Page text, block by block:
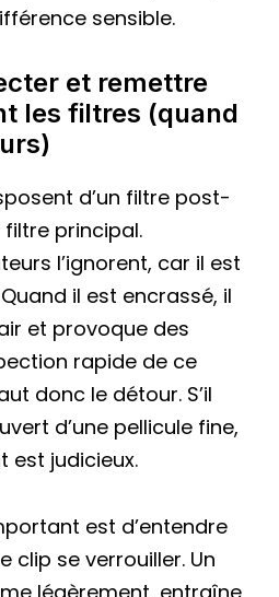
sensible.
et remettre
les filtres (quand
d’un filtre post-
principal.
l’ignorent, car il est
il est encrassé, il
et provoque des
rapide de ce
donc le détour. S’il
d’une pellicule fine,
est judicieux.
est d’entendre
clip se verrouiller. Un